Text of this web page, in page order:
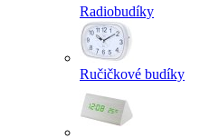
Radiobudíky
Ručičkové budíky